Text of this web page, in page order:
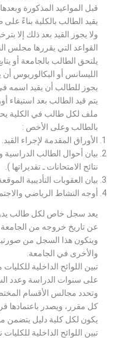
قبل المواعيد المذكورة وبعدها.
يقيد الطالب بالكلية بناءً
ولا يجوز القيد بعد ذلك إلا
القواعد التي يقررها مجلس
يلتحق الطالب بالجامعة أو
الليسانس أو البكالوريوس أن
يجوز للطالب أن يقيد اسمه
يتم قيد الطالب بعد استيفاء
ملف لكل طالب في الكلية
بالطالب وعلى الأخص :
الأوراق المقدمة لإجراء القيد.
بيان أحوال الطالب الدراسية
نتائح الامتحانات ـ تقديراتها ).
بيان العقوبات التأديبية
أوجه النشاط الرياضي
يعد سجل خاص لكل طالب
عن تاريخ خروجه من الجامعة
ويتكون هذا السجل من
والأخرى في الجامعة.
تبين اللوائح الداخلية
على سنوات الدراسة وعدد
وتحدد مجالس الأقسام
كل مقرر، ويصدر باعتمادها
يكون لكل كلية دليل يتضمن
تبين اللوائح الداخلية